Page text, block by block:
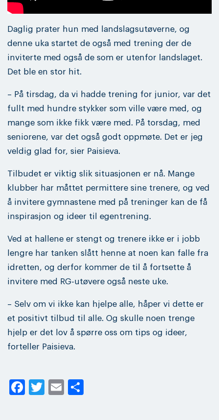
Daglig prater hun med landslagsutøverne, og
denne uka startet de også med trening der de
inviterte med også de som er utenfor landslaget.
Det ble en stor hit.
– På tirsdag, da vi hadde trening for junior, var det
fullt med hundre stykker som ville være med, og
mange som ikke fikk være med. På torsdag, med
seniorene, var det også godt oppmøte. Det er jeg
veldig glad for, sier Paisieva.
Tilbudet er viktig slik situasjonen er nå. Mange
klubber har måttet permittere sine trenere, og ved
å invitere gymnastene med på treninger kan de få
inspirasjon og ideer til egentrening.
Ved at hallene er stengt og trenere ikke er i jobb
lengre har tanken slått henne at noen kan falle fra
idretten, og derfor kommer de til å fortsette å
invitere med RG-utøvere også neste uke.
– Selv om vi ikke kan hjelpe alle, håper vi dette er
et positivt tilbud til alle. Og skulle noen trenge
hjelp er det lov å spørre oss om tips og ideer,
forteller Paisieva.
Facebook
Twitter
Email